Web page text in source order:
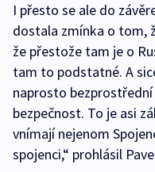
I přesto se ale do
dostala zmínka o tom,
že přestože tam je o
tam to podstatné. A
naprosto
bezpečnost. To je asi
vnímají nejenom
spojenci,“ prohlásil